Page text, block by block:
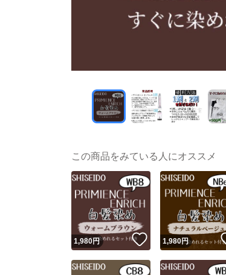
この商品をみている人にオススメ
1,980円 いいね！
1,980円